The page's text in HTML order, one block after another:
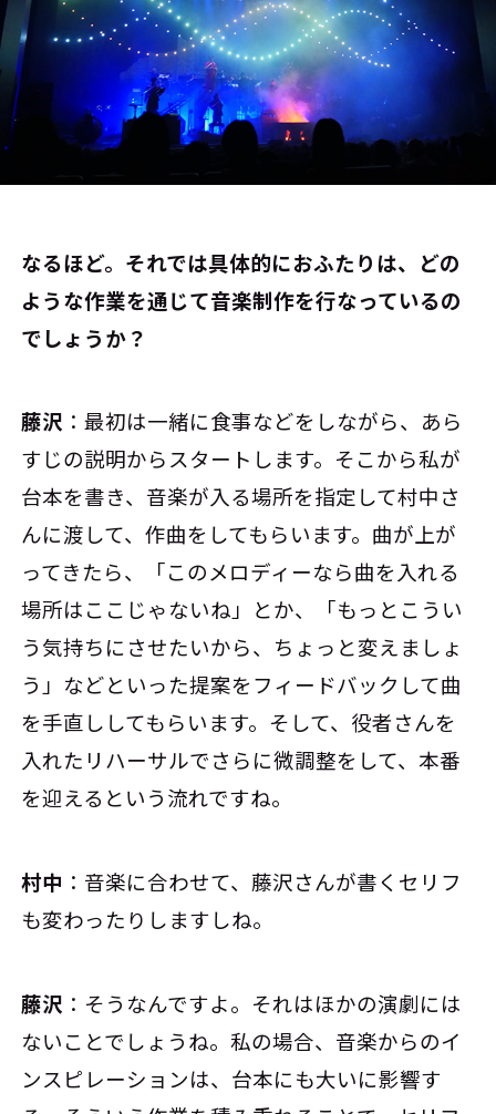
――なるほど。それでは具体的におふたりは、どの
ような作業を通じて音楽制作を行なっているの
でしょうか？
藤沢 ：最初は一緒に食事などをしながら、あら
すじの説明からスタートします。そこから私が
台本を書き、音楽が入る場所を指定して村中さ
んに渡して、作曲をしてもらいます。曲が上が
ってきたら、「このメロディーなら曲を入れる
場所はここじゃないね」とか、「もっとこうい
う気持ちにさせたいから、ちょっと変えましょ
う」などといった提案をフィードバックして曲
を手直ししてもらいます。そして、役者さんを
入れたリハーサルでさらに微調整をして、本番
を迎えるという流れですね。
村中 ：音楽に合わせて、藤沢さんが書くセリフ
も変わったりしますしね。
藤沢 ：そうなんですよ。それはほかの演劇には
ないことでしょうね。私の場合、音楽からのイ
ンスピレーションは、台本にも大いに影響す